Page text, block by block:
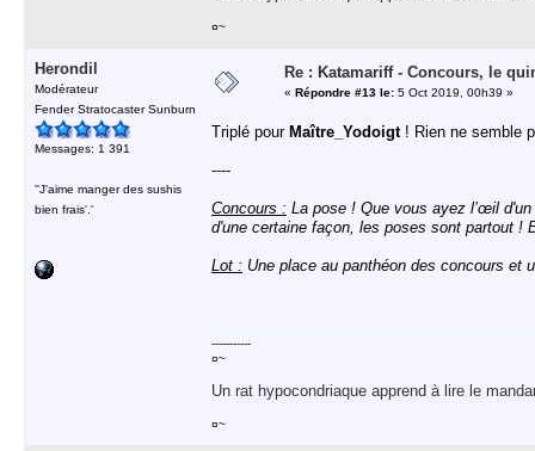
¤~
Herondil
Modérateur
Fender Stratocaster Sunburn
Messages: 1 391
''J'aime manger des sushis
bien frais'.'
Re : Katamariff - Concours, le
« Répondre #13 le: 5 Oct 2019, 00h39 »
Triplé pour Maître_Yodoigt! Rien ne semble
----
Concours : La pose ! Que vous ayez l’œil
d'une certaine façon, les poses sont partout
Lot : Une place au panthéon des concours et
-----------
¤~
Un rat hypocondriaque apprend à lire le
¤~